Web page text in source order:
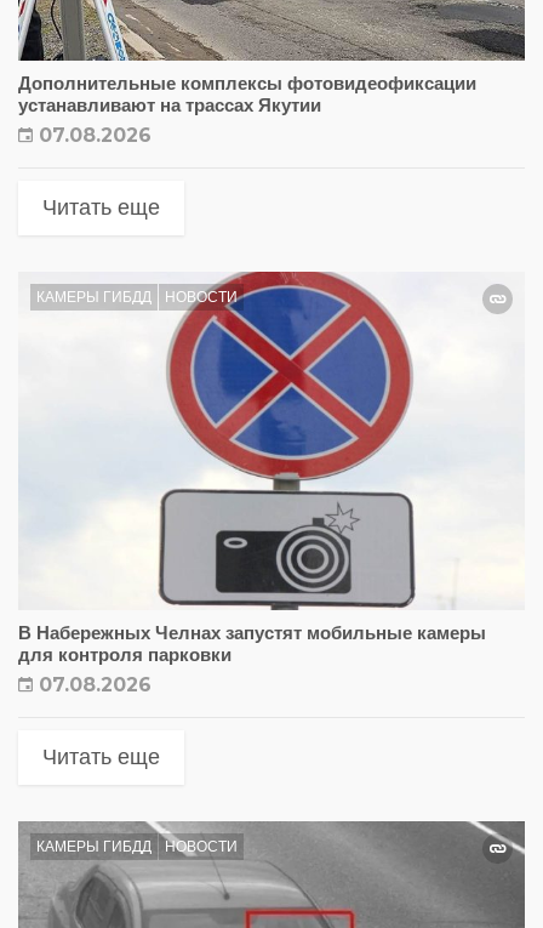
Дополнительные комплексы фотовидеофиксации
устанавливают на трассах Якутии
07.08.2026
Читать еще
КАМЕРЫ ГИБДД НОВОСТИ
В Набережных Челнах запустят мобильные камеры
для контроля парковки
07.08.2026
Читать еще
КАМЕРЫ ГИБДД НОВОСТИ